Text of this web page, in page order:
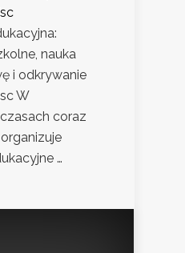
nauka
i odkrywanie
W
coraz
…